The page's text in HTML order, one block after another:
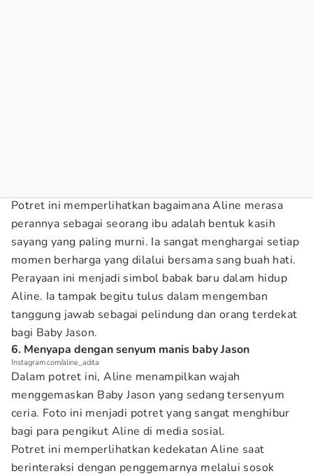
Potret ini memperlihatkan bagaimana Aline merasa
perannya sebagai seorang ibu adalah bentuk kasih
sayang yang paling murni. Ia sangat menghargai setiap
momen berharga yang dilalui bersama sang buah hati.
Perayaan ini menjadi simbol babak baru dalam hidup
Aline. Ia tampak begitu tulus dalam mengemban
tanggung jawab sebagai pelindung dan orang terdekat
bagi Baby Jason.
6. Menyapa dengan senyum manis baby Jason
Instagram.com/aline_adita
Dalam potret ini, Aline menampilkan wajah
menggemaskan Baby Jason yang sedang tersenyum
ceria. Foto ini menjadi potret yang sangat menghibur
bagi para pengikut Aline di media sosial.
Potret ini memperlihatkan kedekatan Aline saat
berinteraksi dengan penggemarnya melalui sosok